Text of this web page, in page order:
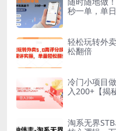
秒一单，单
轻松玩转外
松翻倍
冷门小项目
入200+【揭
淘系无界